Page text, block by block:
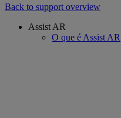
Back to support overview
Assist AR
O que é Assist AR